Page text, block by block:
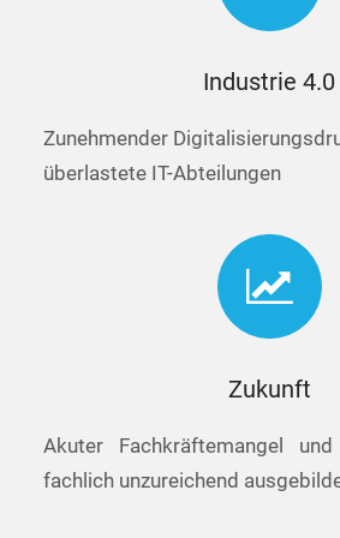
Industrie 4.0
Zunehmender
überlastete IT-Abteilungen
Zukunft
Akuter Fachkräftemangel
fachlich unzureichend